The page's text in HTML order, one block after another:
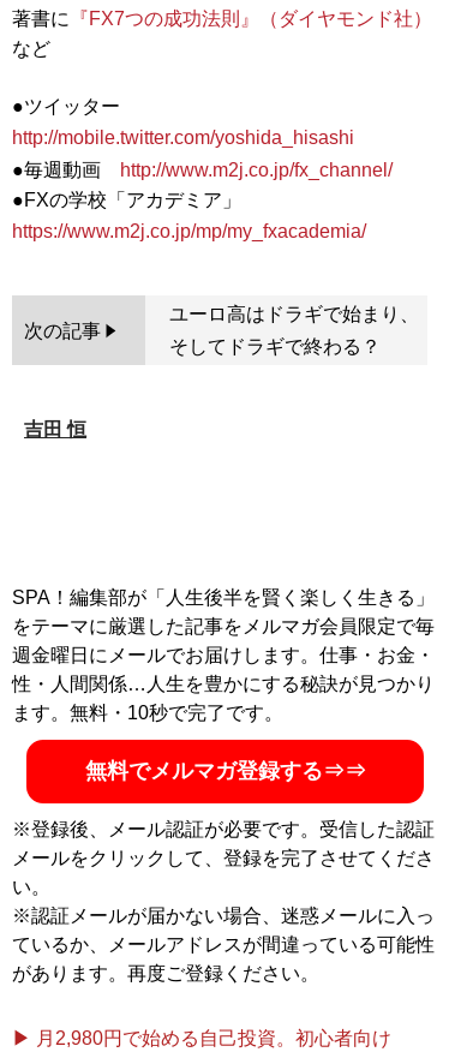
著書に
『FX7つの成功法則』（ダイヤモンド社）
など
●ツイッター
http://mobile.twitter.com/yoshida_hisashi
●毎週動画
http://www.m2j.co.jp/fx_channel/
●FXの学校「アカデミア」
https://www.m2j.co.jp/mp/my_fxacademia/
次の記事
ユーロ高はドラギで始まり、
そしてドラギで終わる？
吉田 恒
SPA！編集部が「人生後半を賢く楽しく生きる」
をテーマに厳選した記事をメルマガ会員限定で毎
週金曜日にメールでお届けします。仕事・お金・
性・人間関係…人生を豊かにする秘訣が見つかり
ます。無料・10秒で完了です。
無料でメルマガ登録する⇒⇒
※登録後、メール認証が必要です。受信した認証
メールをクリックして、登録を完了させてくださ
い。
※認証メールが届かない場合、迷惑メールに入っ
ているか、メールアドレスが間違っている可能性
があります。再度ご登録ください。
▶ 月2,980円で始める自己投資。初心者向け